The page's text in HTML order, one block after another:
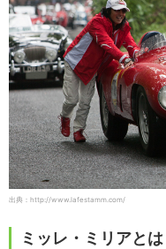
出典：http://www.lafestamm.com/
ミッレ・ミリアとは